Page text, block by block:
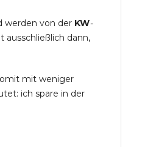
werden von der KW-
dann,
mit weniger
ich spare in der